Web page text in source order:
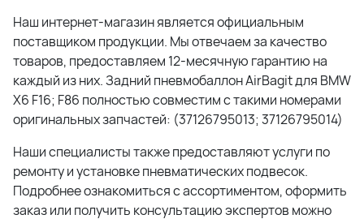
Наш интернет-магазин является официальным
поставщиком продукции. Мы отвечаем за качество
товаров, предоставляем 12-месячную гарантию на
каждый из них.Задний пневмобаллон AirBagit для BMW
X6 F16; F86 полностью совместим с такими номерами
оригинальных запчастей: (37126795013; 37126795014)
Наши специалисты также предоставляют услуги по
ремонту и установке пневматических подвесок.
Подробнее ознакомиться с ассортиментом, оформить
заказ или получить консультацию экспертов можно